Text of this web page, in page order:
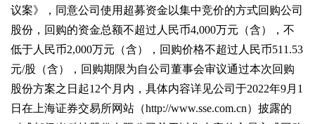
议案》，同意公司使用超募资金以集中竞价的方式回购公司
股份，回购的资金总额不超过人民币4,000万元（含），不
低于人民币2,000万元（含），回购价格不超过人民币511.53
元/股（含），回购期限为自公司董事会审议通过本次回购
股份方案之日起12个月内，具体内容详见公司于2022年9月1
日在上海证券交易所网站（http://www.sse.com.cn）披露的